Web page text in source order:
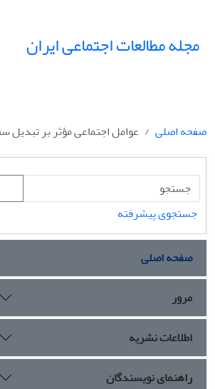
مجله مطالعات اجتماعی ایران
صفحه اصلی عوامل اجتماعی مؤثر بر
جستجوی پیشرفته
صفحه اصلی
مرور
اطلاعات نشریه
راهنمای نویسندگان